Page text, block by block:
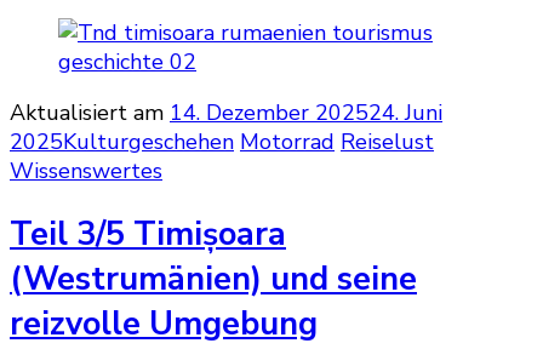
Aktualisiert am 14. Dezember 202524. Juni
2025Kulturgeschehen Motorrad Reiselust
Wissenswertes
Teil 3/5 Timișoara
(Westrumänien) und seine
reizvolle Umgebung